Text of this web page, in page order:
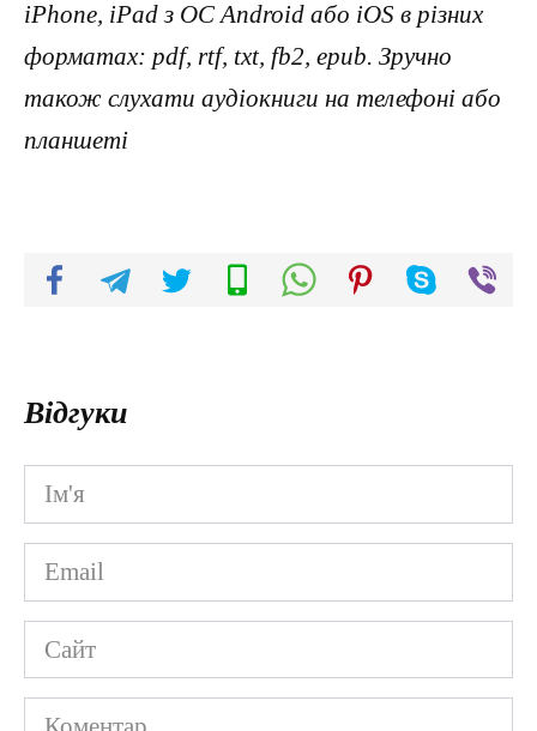
iPhone, iPad з ОС Android або iOS в різних
форматах: pdf, rtf, txt, fb2, epub. Зручно
також слухати аудіокниги на телефоні або
планшеті
Відгуки
Ім'я
*
Email
*
Сайт
Коментар